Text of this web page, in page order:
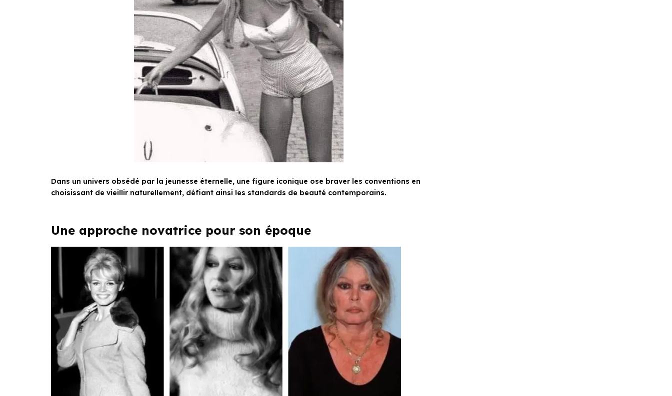
Dans un univers obsédé par la jeunesse éternelle, une figure iconique ose braver les conventions en
choisissant de vieillir naturellement, défiant ainsi les standards de beauté contemporains.
Une approche novatrice pour son époque